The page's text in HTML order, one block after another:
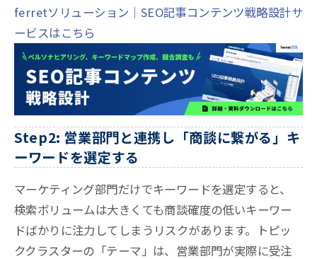
ferretソリューション｜SEO記事コンテンツ戦略設計サ
ービスはこちら
Step2: 営業部門と連携し「商談に繋がる」キ
ーワードを選定する
マーケティング部門だけでキーワードを選定すると、
検索ボリュームは大きくても商談確度の低いキーワー
ドばかりに注力してしまうリスクがあります。トピッ
ククラスターの「テーマ」は、営業部門が実際に受注